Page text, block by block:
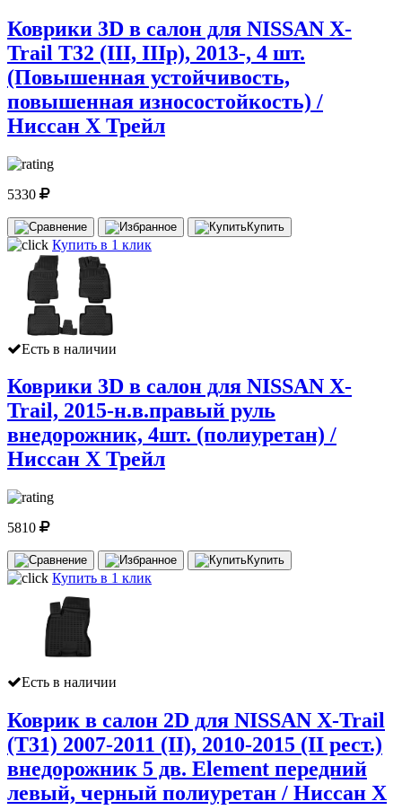
Коврики 3D в салон для NISSAN X-
Trail T32 (III, IIIр), 2013-, 4 шт.
(Повышенная устойчивость,
повышенная износостойкость) /
Ниссан Х Трейл
5330
Купить
Купить в 1 клик
Есть в наличии
Коврики 3D в салон для NISSAN X-
Trail, 2015-н.в.правый руль
внедорожник, 4шт. (полиуретан) /
Ниссан Х Трейл
5810
Купить
Купить в 1 клик
Есть в наличии
Коврик в салон 2D для NISSAN X-Trail
(T31) 2007-2011 (II), 2010-2015 (II рест.)
внедорожник 5 дв. Element передний
левый, черный полиуретан / Ниссан Х